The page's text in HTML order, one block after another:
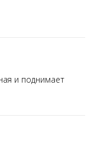
и поднимает